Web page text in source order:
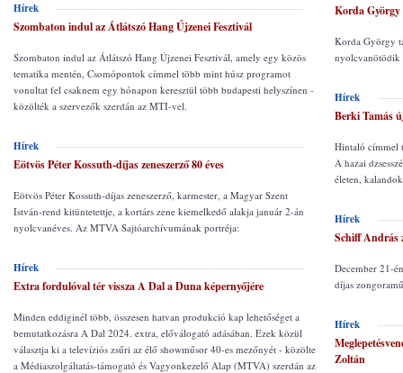
Hírek
Szombaton indul az Átlátszó Hang Újzenei Fesztivál
Szombaton indul az Átlátszó Hang Újzenei Fesztivál, amely egy közös
tematika mentén, Csomópontok címmel több mint húsz programot
vonultat fel csaknem egy hónapon keresztül több budapesti helyszínen -
közölték a szervezők szerdán az MTI-vel.
Hírek
Eötvös Péter Kossuth-díjas zeneszerző 80 éves
Eötvös Péter Kossuth-díjas zeneszerző, karmester, a Magyar Szent
István-rend kitüntetettje, a kortárs zene kiemelkedő alakja január 2-án
nyolcvanéves. Az MTVA Sajtóarchívumának portréja:
Hírek
Extra fordulóval tér vissza A Dal a Duna képernyőjére
Minden eddiginél több, összesen hatvan produkció kap lehetőséget a
bemutatkozásra A Dal 2024. extra, előválogató adásában. Ezek közül
választja ki a televíziós zsűri az élő showműsor 40-es mezőnyét - közölte
a Médiaszolgáltatás-támogató és Vagyonkezelő Alap (MTVA) szerdán az
Korda György
Korda György
nyolcvanötödik
Hírek
Berki Tamás
Hintaló címmel
A hazai
életen,
Hírek
Schiff András
December 21-
díjas
Hírek
Zoltán